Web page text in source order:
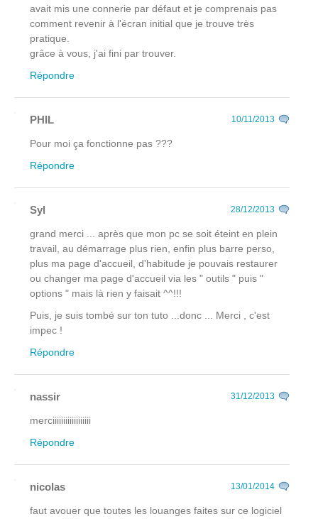
avait mis une connerie par défaut et je comprenais pas
comment revenir à l'écran initial que je trouve très
pratique.
grâce à vous, j'ai fini par trouver.
Répondre
PHIL 10/11/2013
Pour moi ça fonctionne pas ???
Répondre
Syl 28/12/2013
grand merci ... après que mon pc se soit éteint en plein
travail, au démarrage plus rien, enfin plus barre perso,
plus ma page d'accueil, d'habitude je pouvais restaurer
ou changer ma page d'accueil via les " outils " puis "
options " mais là rien y faisait ^^!!!
Puis, je suis tombé sur ton tuto ...donc ... Merci , c'est
impec !
Répondre
nassir 31/12/2013
merciiiiiiiiiiiiiiiiii
Répondre
nicolas 13/01/2014
faut avouer que toutes les louanges faites sur ce logiciel